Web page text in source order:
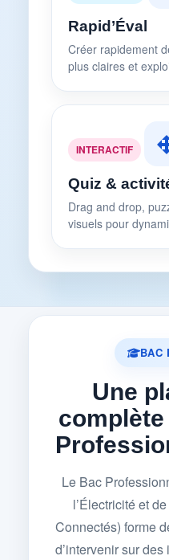
Rapid’Éval
Créer rapidement
plus claires et
INTERACTIF
Quiz &
Drag and drop,
visuels pour
BAC
Une
Le Bac
l’Électricité et
Connectés) forme
d’intervenir sur